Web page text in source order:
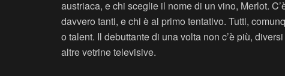
austriaca, e chi sceglie il nome di un vino, Merlot.
davvero tanti, e chi è al primo tentativo. Tutti,
o talent. Il debuttante di una volta non c’è più,
altre vetrine televisive.